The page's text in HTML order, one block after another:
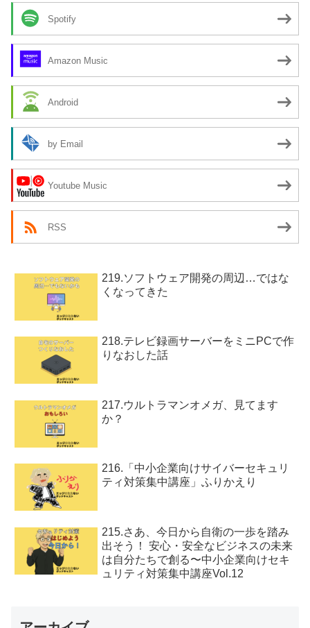
Spotify
Amazon Music
Android
by Email
Youtube Music
RSS
219.ソフトウェア開発の周辺…ではな
くなってきた
218.テレビ録画サーバーをミニPCで作
りなおした話
217.ウルトラマンオメガ、見てます
か？
216.「中小企業向けサイバーセキュリ
ティ対策集中講座」ふりかえり
215.さあ、今日から自衛の一歩を踏み
出そう！ 安心・安全なビジネスの未来
は自分たちで創る〜中小企業向けセキ
ュリティ対策集中講座Vol.12